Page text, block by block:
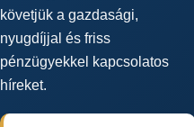
követjük a gazdasági,
nyugdíjjal és friss
pénzügyekkel kapcsolatos
híreket.